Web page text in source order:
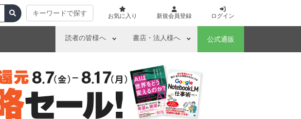
キーワードで探す お気に入り 新規会員登録 ログイン
読者の皆様へ 書店・法人様へ 公式通販